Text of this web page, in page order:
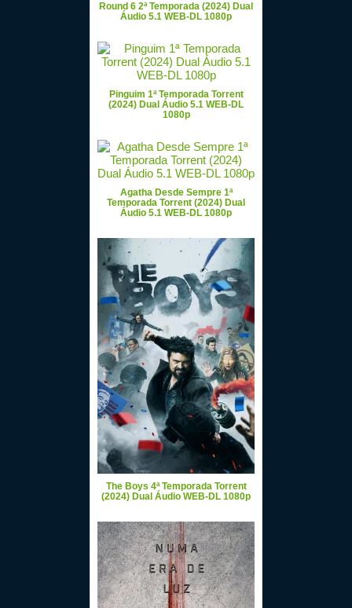
Round 6 2ª Temporada (2024) Dual
Áudio 5.1 WEB-DL 1080p
Pinguim 1ª Temporada Torrent
(2024) Dual Áudio 5.1 WEB-DL
1080p
Agatha Desde Sempre 1ª
Temporada Torrent (2024) Dual
Áudio 5.1 WEB-DL 1080p
The Boys 4ª Temporada Torrent
(2024) Dual Áudio WEB-DL 1080p